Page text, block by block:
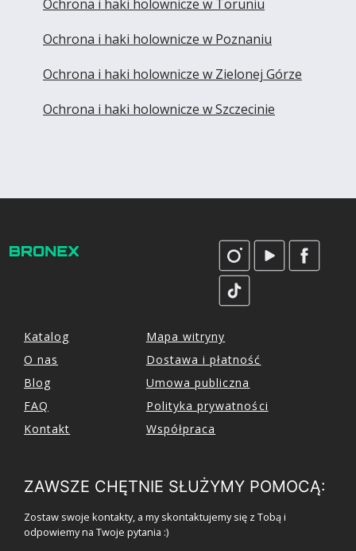
Ochrona i haki holownicze w Toruniu
Ochrona i haki holownicze w Poznaniu
Ochrona i haki holownicze w Zielonej Górze
Ochrona i haki holownicze w Szczecinie
Katalog
O nas
Blog
FAQ
Kontakt
Mapa witryny
Dostawa i płatność
Umowa publiczna
Polityka prywatności
Współpraca
ZAWSZE CHĘTNIE SŁUŻYMY POMOCĄ:
Zostaw swoje kontakty, a my skontaktujemy się z Tobą i
odpowiemy na Twoje pytania :)